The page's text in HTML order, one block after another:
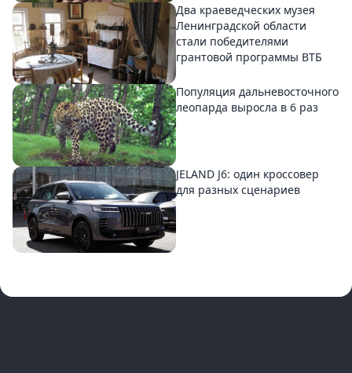
Два краеведческих музея
Ленинградской области
стали победителями
грантовой программы ВТБ
Популяция дальневосточного
леопарда выросла в 6 раз
JELAND J6: один кроссовер
для разных сценариев